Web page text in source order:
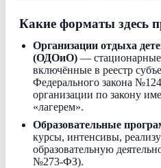
Какие форматы здесь
Организации отдыха
(ОДОиО) — стационарные
включённые в реестр
Федерального закона
организации по закону
«лагерем».
Образовательные
курсы, интенсивы,
образовательную
№273-ФЗ).